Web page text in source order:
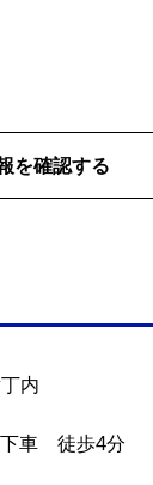
を確認する
内
下車 徒歩4分